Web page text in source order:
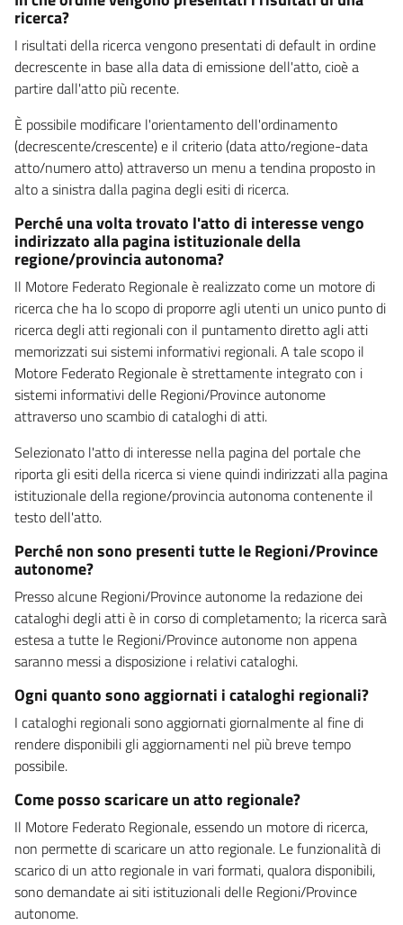
ricerca?
I risultati della ricerca vengono presentati di default in ordine
decrescente in base alla data di emissione dell'atto, cioè a
partire dall'atto più recente.
È possibile modificare l'orientamento dell'ordinamento
(decrescente/crescente) e il criterio (data atto/regione-data
atto/numero atto) attraverso un menu a tendina proposto in
alto a sinistra dalla pagina degli esiti di ricerca.
Perché una volta trovato l'atto di interesse vengo
indirizzato alla pagina istituzionale della
regione/provincia autonoma?
Il Motore Federato Regionale è realizzato come un motore di
ricerca che ha lo scopo di proporre agli utenti un unico punto di
ricerca degli atti regionali con il puntamento diretto agli atti
memorizzati sui sistemi informativi regionali. A tale scopo il
Motore Federato Regionale è strettamente integrato con i
sistemi informativi delle Regioni/Province autonome
attraverso uno scambio di cataloghi di atti.
Selezionato l'atto di interesse nella pagina del portale che
riporta gli esiti della ricerca si viene quindi indirizzati alla pagina
istituzionale della regione/provincia autonoma contenente il
testo dell'atto.
Perché non sono presenti tutte le Regioni/Province
autonome?
Presso alcune Regioni/Province autonome la redazione dei
cataloghi degli atti è in corso di completamento; la ricerca sarà
estesa a tutte le Regioni/Province autonome non appena
saranno messi a disposizione i relativi cataloghi.
Ogni quanto sono aggiornati i cataloghi regionali?
I cataloghi regionali sono aggiornati giornalmente al fine di
rendere disponibili gli aggiornamenti nel più breve tempo
possibile.
Come posso scaricare un atto regionale?
Il Motore Federato Regionale, essendo un motore di ricerca,
non permette di scaricare un atto regionale. Le funzionalità di
scarico di un atto regionale in vari formati, qualora disponibili,
sono demandate ai siti istituzionali delle Regioni/Province
autonome.